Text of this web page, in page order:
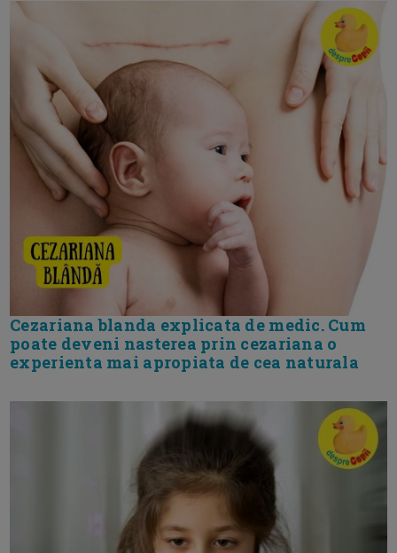
Cezariana blanda explicata de medic. Cum
poate deveni nasterea prin cezariana o
experienta mai apropiata de cea naturala